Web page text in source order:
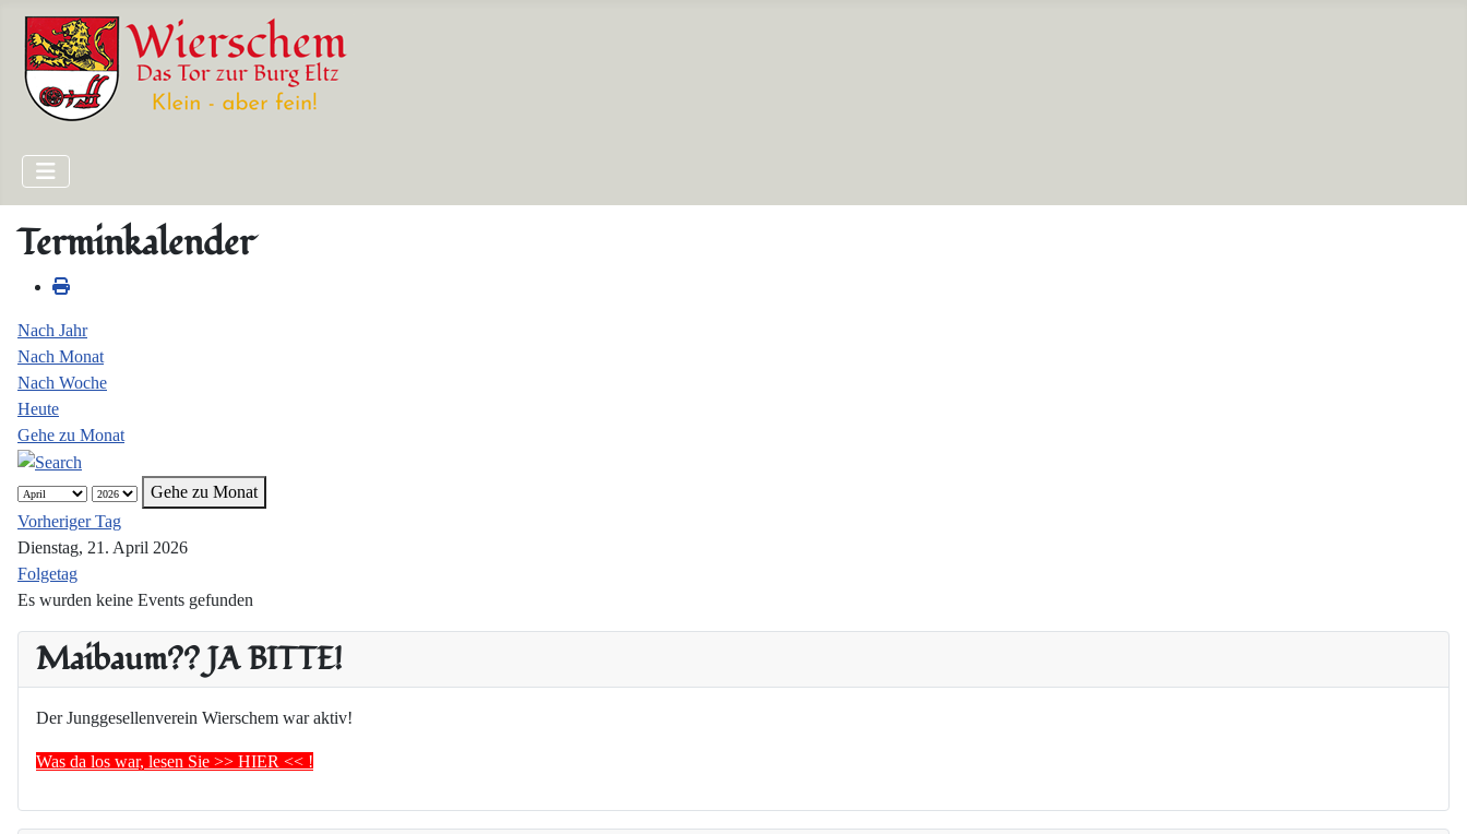
Maibaum?? JA BITTE!
Der Junggesellenverein Wierschem war aktiv!
Was da los war, lesen Sie >> HIER << !
Terminkalender
Nach Jahr
Nach Monat
Nach Woche
Heute
Gehe zu Monat
Gehe zu Monat
Vorheriger Tag
Dienstag, 21. April 2026
Folgetag
Es wurden keine Events gefunden